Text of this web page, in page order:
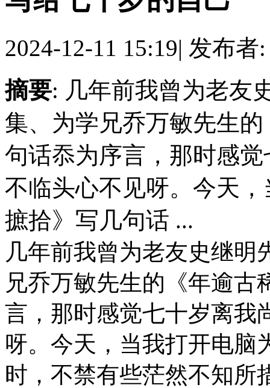
2024-12-11 15:19| 发布者
摘要: 几年前我曾为老友
集、为学兄乔万敏先生
句话忝为序言，那时感
不临头心不见呀。今天
摭拾》写几句话 ...
几年前我曾为老友史继明
兄乔万敏先生的《年逾
言，那时感觉七十岁离我
呀。今天，当我打开电脑
时，不禁有些茫然不知所